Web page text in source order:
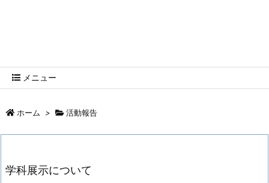
メニュー
ホーム > 活動報告
学科展示について